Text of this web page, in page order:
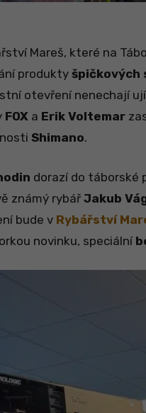
Mareš, které na
produkty špičkových
otevření nenechají
FOX a Erik Voltemar
Shimano.
dorazí do táborské
známý rybářJakub
bude v Rybářství
novinku, speciální